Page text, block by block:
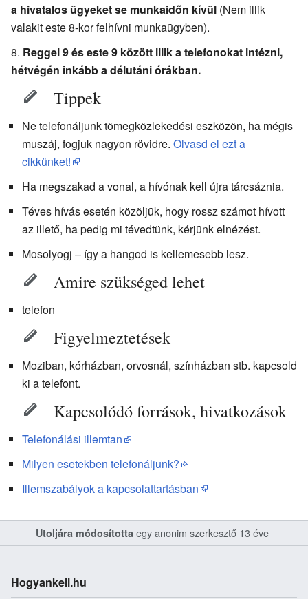
a hivatalos ügyeket se munkaidőn kívül (Nem illik
valakit este 8-kor felhívni munkaügyben).
Reggel 9 és este 9 között illik a telefonokat intézni,
hétvégén inkább a délutáni órákban.
Tippek
Ne telefonáljunk tömegközlekedési eszközön, ha mégis
muszáj, fogjuk nagyon rövidre. Olvasd el ezt a
cikkünket!
Ha megszakad a vonal, a hívónak kell újra tárcsáznia.
Téves hívás esetén közöljük, hogy rossz számot hívott
az illető, ha pedig mi tévedtünk, kérjünk elnézést.
Mosolyogj – így a hangod is kellemesebb lesz.
Amire szükséged lehet
telefon
Figyelmeztetések
Moziban, kórházban, orvosnál, színházban stb. kapcsold
ki a telefont.
Kapcsolódó források, hivatkozások
Telefonálási illemtan
Milyen esetekben telefonáljunk?
Illemszabályok a kapcsolattartásban
Utoljára módosította egy anonim szerkesztő 13 éve
Hogyankell.hu